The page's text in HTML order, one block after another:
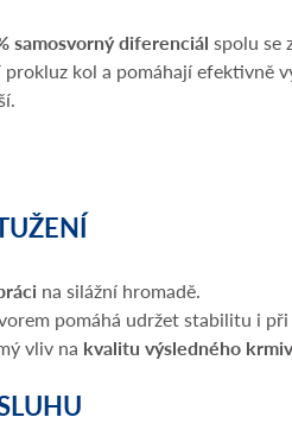
samosvorný diferenciál spolu se
kol a pomáhají efektivně
na silážní hromadě.
pomáhá udržet stabilitu i při
vliv na kvalitu výsledného